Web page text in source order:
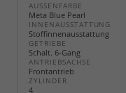
AUSSENFARBE
Meta Blue Pearl
INNENAUSSTATTUNG
Stoffinnenausstattung
GETRIEBE
Schalt. 6-Gang
ANTRIEBSACHSE
Frontantrieb
ZYLINDER
4